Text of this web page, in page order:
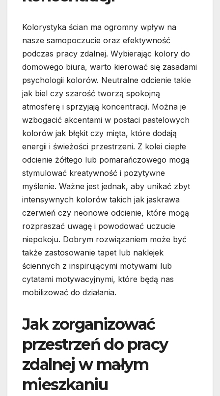
Kolorystyka ścian ma ogromny wpływ na
nasze samopoczucie oraz efektywność
podczas pracy zdalnej. Wybierając kolory do
domowego biura, warto kierować się zasadami
psychologii kolorów. Neutralne odcienie takie
jak biel czy szarość tworzą spokojną
atmosferę i sprzyjają koncentracji. Można je
wzbogacić akcentami w postaci pastelowych
kolorów jak błękit czy mięta, które dodają
energii i świeżości przestrzeni. Z kolei ciepłe
odcienie żółtego lub pomarańczowego mogą
stymulować kreatywność i pozytywne
myślenie. Ważne jest jednak, aby unikać zbyt
intensywnych kolorów takich jak jaskrawa
czerwień czy neonowe odcienie, które mogą
rozpraszać uwagę i powodować uczucie
niepokoju. Dobrym rozwiązaniem może być
także zastosowanie tapet lub naklejek
ściennych z inspirującymi motywami lub
cytatami motywacyjnymi, które będą nas
mobilizować do działania.
Jak zorganizować
przestrzeń do pracy
zdalnej w małym
mieszkaniu